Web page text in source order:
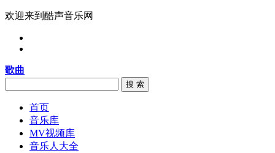
欢迎来到酷声音乐网
歌曲
搜 索
首页
音乐库
MV视频库
音乐人大全